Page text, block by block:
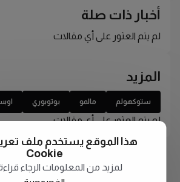
أخبار ذات صلة
لم يتم العثور على أي مقالات
المزيد
ستوكهولم مالمو يوتوبوري
لم يتم العثور على أي مقالات
هذا الموقع يستخدم ملف
Cookie
لمزيد من المعلومات الرجاء